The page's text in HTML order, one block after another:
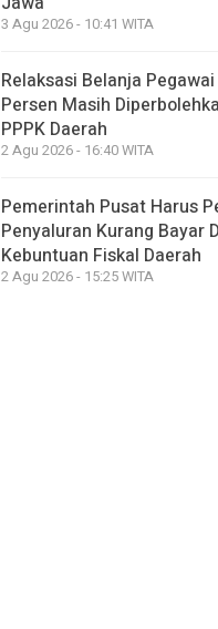
3 Agu 2026 - 10:41 WITA
Relaksasi Belanja
Persen Masih
PPPK Daerah
2 Agu 2026 - 16:40 WITA
Pemerintah Pusat Harus
Penyaluran Kurang Bayar
Kebuntuan Fiskal Daerah
2 Agu 2026 - 15:25 WITA